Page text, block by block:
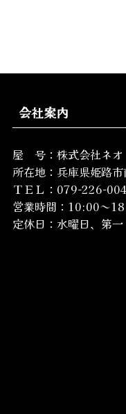
会社案内
屋 号：株式会社ネオ
所在地： 兵庫県姫路
ＴＥＬ：079-226-
営業時間：10:00～
定休日：水曜日、第